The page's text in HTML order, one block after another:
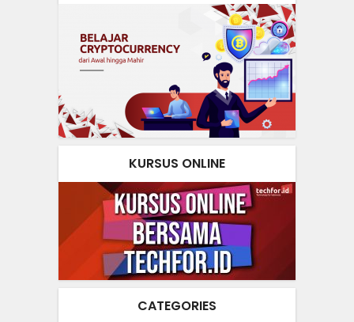
KURSUS ONLINE
CATEGORIES